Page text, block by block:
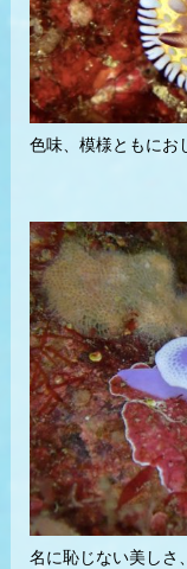
色味、模様ともにお
名に恥じない美しさ